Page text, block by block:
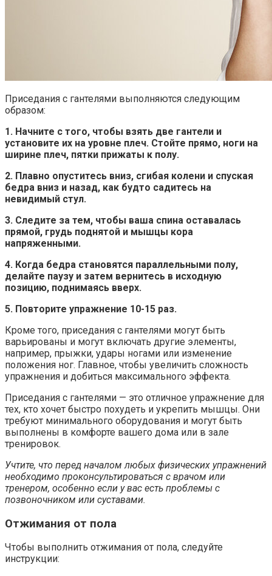
Приседания с гантелями выполняются следующим
образом:
1. Начните с того, чтобы взять две гантели и
установите их на уровне плеч. Стойте прямо, ноги на
ширине плеч, пятки прижаты к полу.
2. Плавно опуститесь вниз, сгибая колени и спуская
бедра вниз и назад, как будто садитесь на
невидимый стул.
3. Следите за тем, чтобы ваша спина оставалась
прямой, грудь поднятой и мышцы кора
напряженными.
4. Когда бедра становятся параллельными полу,
делайте паузу и затем вернитесь в исходную
позицию, поднимаясь вверх.
5. Повторите упражнение 10-15 раз.
Кроме того, приседания с гантелями могут быть
варьированы и могут включать другие элементы,
например, прыжки, удары ногами или изменение
положения ног. Главное, чтобы увеличить сложность
упражнения и добиться максимального эффекта.
Приседания с гантелями — это отличное упражнение для
тех, кто хочет быстро похудеть и укрепить мышцы. Они
требуют минимального оборудования и могут быть
выполнены в комфорте вашего дома или в зале
тренировок.
Учтите, что перед началом любых физических упражнений
необходимо проконсультироваться с врачом или
тренером, особенно если у вас есть проблемы с
позвоночником или суставами.
Отжимания от пола
Чтобы выполнить отжимания от пола, следуйте
инструкции: